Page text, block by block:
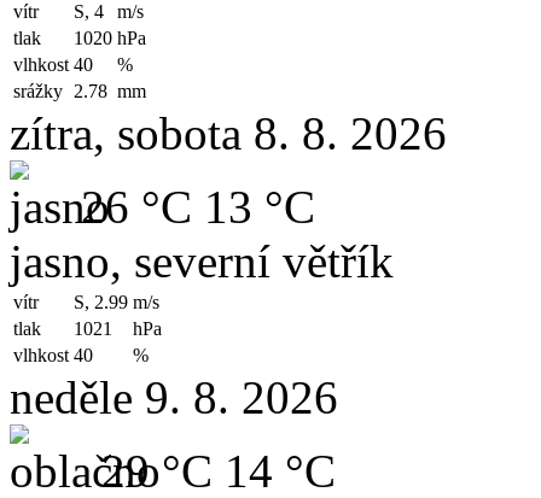
vítr S, 4
m/s
tlak
1020 hPa
vlhkost 40
%
srážky 2.78 mm
zítra, sobota 8. 8. 2026
26 °C 13 °C
jasno, severní větřík
vítr S, 2.99 m/s
tlak
1021
hPa
vlhkost 40 %
neděle 9. 8. 2026
29 °C 14 °C